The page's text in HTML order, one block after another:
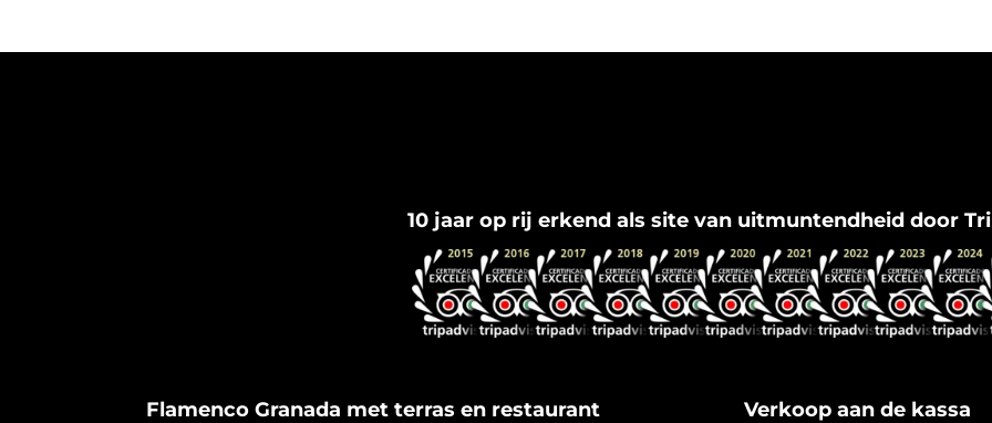
10 jaar op rij erkend als site van uitmuntendheid door
Flamenco Granada met terras en restaurant Verkoop aan de kassa